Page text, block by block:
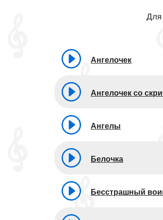
Для
Ангелочек
Ангелочек со
Ангелы
Белочка
Бесстрашный